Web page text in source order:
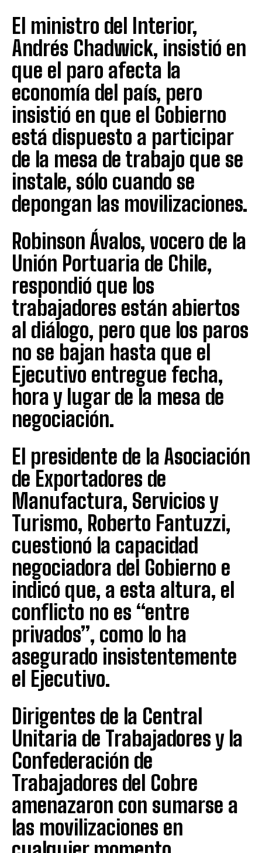
El ministro del Interior,
Andrés Chadwick, insistió en
que el paro afecta la
economía del país, pero
insistió en que el Gobierno
está dispuesto a participar
de la mesa de trabajo que se
instale, sólo cuando se
depongan las movilizaciones.
Robinson Ávalos, vocero de la
Unión Portuaria de Chile,
respondió que los
trabajadores están abiertos
al diálogo, pero que los paros
no se bajan hasta que el
Ejecutivo entregue fecha,
hora y lugar de la mesa de
negociación.
El presidente de la Asociación
de Exportadores de
Manufactura, Servicios y
Turismo, Roberto Fantuzzi,
cuestionó la capacidad
negociadora del Gobierno e
indicó que, a esta altura, el
conflicto no es “entre
privados”, como lo ha
asegurado insistentemente
el Ejecutivo.
Dirigentes de la Central
Unitaria de Trabajadores y la
Confederación de
Trabajadores del Cobre
amenazaron con sumarse a
las movilizaciones en